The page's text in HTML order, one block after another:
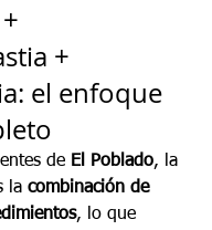
+
el enfoque
de El Poblado, la
la combinación de
, lo que